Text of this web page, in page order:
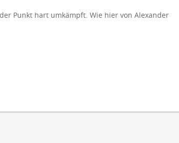
Punkt hart umkämpft. Wie hier von Alexander